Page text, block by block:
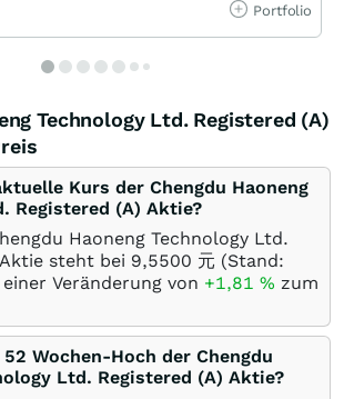
Portfolio
Technology Ltd. Registered (A)
Kurs der Chengdu Haoneng
Registered (A) Aktie?
Haoneng Technology Ltd.
steht bei 9,5500 元 (Stand:
Veränderung von +1,81 % zum
Wochen-Hoch der Chengdu
Ltd. Registered (A) Aktie?